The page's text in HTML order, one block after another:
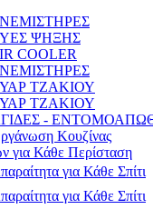
ΨΗΞΗΣ
COOLER
ΤΖΑΚΙΟΥ
ΤΖΑΚΙΟΥ
-
Κουζίνας
για Κάθε Περίσταση
για Κάθε Σπίτι
για Κάθε Σπίτι